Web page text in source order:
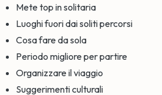
Mete top in solitaria
Luoghi fuori dai soliti percorsi
Cosa fare da sola
Periodo migliore per partire
Organizzare il viaggio
Suggerimenti culturali